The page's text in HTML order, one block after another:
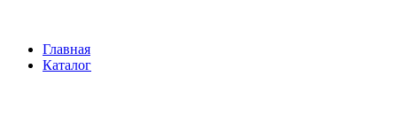
Главная
Каталог